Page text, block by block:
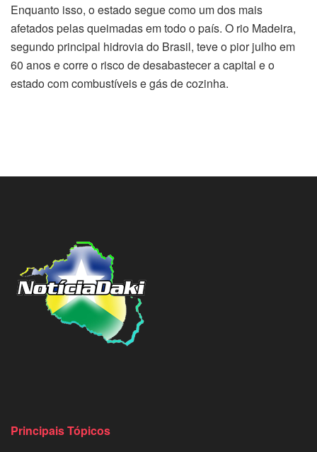
Enquanto isso, o estado segue como um dos mais
afetados pelas queimadas em todo o país. O rio Madeira,
segundo principal hidrovia do Brasil, teve o pior julho em
60 anos e corre o risco de desabastecer a capital e o
estado com combustíveis e gás de cozinha.
Principais Tópicos